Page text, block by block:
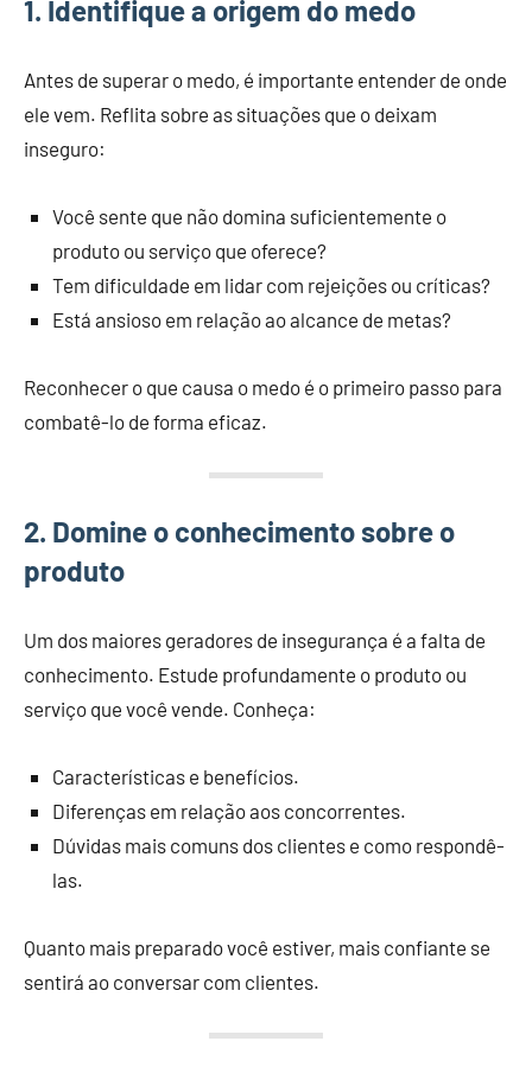
1. Identifique a origem do medo
Antes de superar o medo, é importante entender de onde
ele vem. Reflita sobre as situações que o deixam
inseguro:
Você sente que não domina suficientemente o
produto ou serviço que oferece?
Tem dificuldade em lidar com rejeições ou críticas?
Está ansioso em relação ao alcance de metas?
Reconhecer o que causa o medo é o primeiro passo para
combatê-lo de forma eficaz.
2. Domine o conhecimento sobre o
produto
Um dos maiores geradores de insegurança é a falta de
conhecimento. Estude profundamente o produto ou
serviço que você vende. Conheça:
Características e benefícios.
Diferenças em relação aos concorrentes.
Dúvidas mais comuns dos clientes e como respondê-
las.
Quanto mais preparado você estiver, mais confiante se
sentirá ao conversar com clientes.